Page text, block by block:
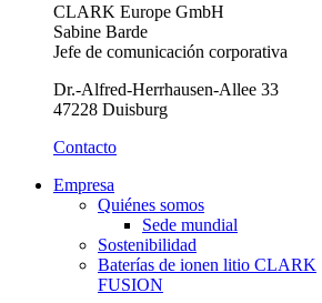
CLARK Europe GmbH
Sabine Barde
Jefe de comunicación corporativa
Dr.-Alfred-Herrhausen-Allee 33
47228 Duisburg
Contacto
Empresa
Quiénes somos
Sede mundial
Sostenibilidad
Baterías de ionen litio CLARK
FUSION